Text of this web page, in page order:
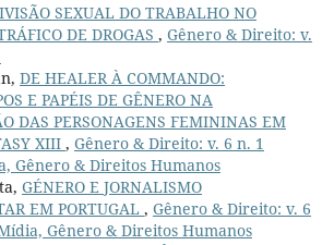
SEXUAL DO TRABALHO NO
DE DROGAS , Gênero & Direito: v.
DE HEALER À COMMANDO:
E PAPÉIS DE GÊNERO NA
DAS PERSONAGENS FEMININAS EM
XIII , Gênero & Direito: v. 6 n. 1
Gênero & Direitos Humanos
GÉNERO E JORNALISMO
EM PORTUGAL , Gênero & Direito: v. 6
Gênero & Direitos Humanos